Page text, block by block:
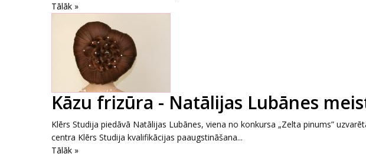
Tālāk »
Kāzu frizūra - Natālijas Lubānes
Klērs Studija piedāvā Natālijas Lubānes, viena no konkursa „Zelta pinums”
centra Klērs Studija kvalifikācijas paaugstināšana...
Tālāk »